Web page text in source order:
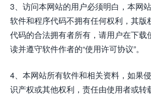
3、访问本网站的用户必须明白，本网
软件和程序代码不拥有任何权利，其版
代码的合法拥有者所有，请用户在下载
读并遵守软件作者的“使用许可协议”。
4、本网站所有软件和相关资料，如果
识产权或其他权利，责任由使用者或转